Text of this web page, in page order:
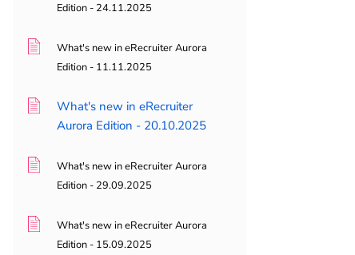
Edition - 24.11.2025
What's new in eRecruiter Aurora
Edition - 11.11.2025
What's new in eRecruiter
Aurora Edition - 20.10.2025
What's new in eRecruiter Aurora
Edition - 29.09.2025
What's new in eRecruiter Aurora
Edition - 15.09.2025